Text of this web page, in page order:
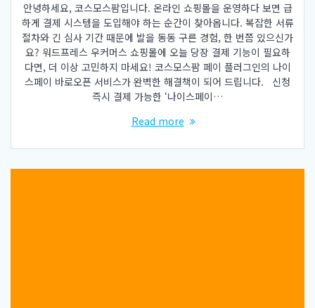
안녕하세요, 코스모스팜입니다. 온라인 쇼핑몰을 운영하다 보면 급
하게 결제 시스템을 도입해야 하는 순간이 찾아옵니다. 복잡한 서류
절차와 긴 심사 기간 때문에 발을 동동 구른 경험, 한 번쯤 있으신가
요? 워드프레스 우커머스 쇼핑몰에 오늘 당장 결제 기능이 필요하
다면, 더 이상 고민하지 마세요! 코스모스팜 페이 플러그인의 나이
스페이 바로오픈 서비스가 완벽한 해결책이 되어 드립니다. 신청
즉시 결제 가능한 ‘나이스페이…
Read more